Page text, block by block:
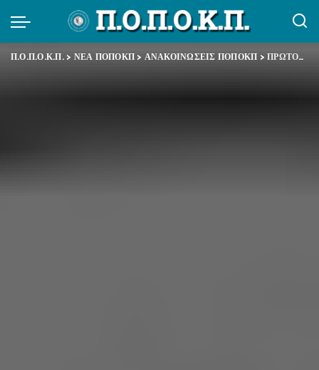
Π.Ο.Π.Ο.Κ.Π.> ΝΕΑ ΠΟΠΟΚΠ > ΑΝΑΚΟΙΝΩΣΕΙΣ ΠΟΠΟΚΠ >ΠΡΩΤΟΜΑΓΙΑ 2021